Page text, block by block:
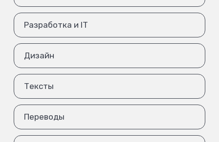
Разработка и IT
Дизайн
Тексты
Переводы